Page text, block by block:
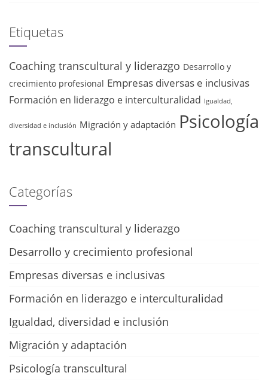
Etiquetas
Coaching transcultural y liderazgo Desarrollo y
crecimiento profesional Empresas diversas e inclusivas
Formación en liderazgo e interculturalidad Igualdad,
diversidad e inclusión Migración y adaptación Psicología
transcultural
Categorías
Coaching transcultural y liderazgo
Desarrollo y crecimiento profesional
Empresas diversas e inclusivas
Formación en liderazgo e interculturalidad
Igualdad, diversidad e inclusión
Migración y adaptación
Psicología transcultural